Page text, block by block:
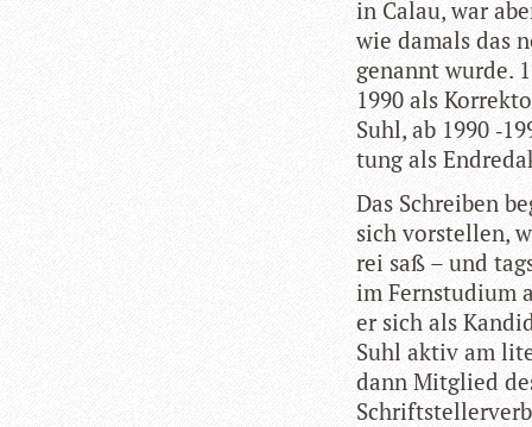
in Calau, war
wie damals das
genannt wurde.
1990 als
Suhl, ab 1990
tung als
Das Schrei­ben
sich vor­stel­len,
rei saß – und
im Fern­stu­dium
er sich als
Suhl aktiv am
dann Mit­glied